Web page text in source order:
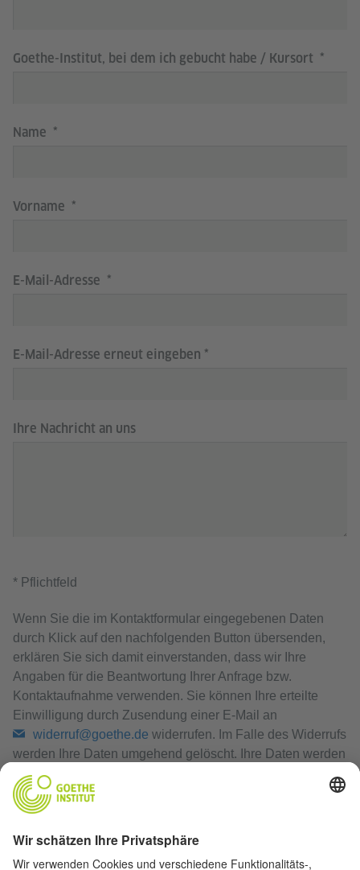
Goethe-Institut, bei dem ich gebucht habe / Kursort
Name
Vorname
E-Mail-Adresse
E-Mail-Adresse erneut eingeben
Ihre Nachricht an uns
* Pflichtfeld
Wenn Sie die im Kontaktformular eingegebenen Daten
durch Klick auf den nachfolgenden Button übersenden,
erklären Sie sich damit einverstanden, dass wir Ihre
Angaben für die Beantwortung Ihrer Anfrage bzw.
Kontaktaufnahme verwenden. Sie können Ihre erteilte
Einwilligung durch Zusendung einer E-Mail an
widerruf@goethe.de widerrufen. Im Falle des Widerrufs
werden Ihre Daten umgehend gelöscht. Ihre Daten werden
ansonsten gelöscht, wenn wir Ihre Anfrage bearbeitet
haben oder der Zweck der Speicherung entfallen ist.